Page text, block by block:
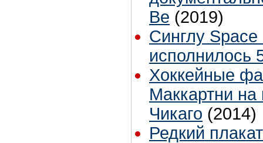
Be (2019)
Синглу
исполнилось
Хоккейные
Маккартни на
Чикаго (2014)
Редкий